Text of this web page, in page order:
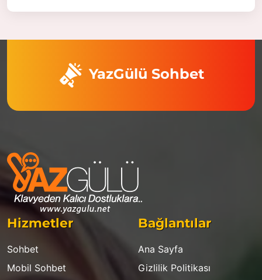
YazGülü Sohbet
Hizmetler
Sohbet
Mobil Sohbet
Bağlantılar
Ana Sayfa
Gizlilik Politikası